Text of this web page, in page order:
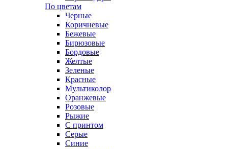
По цветам
Черные
Коричневые
Бежевые
Бирюзовые
Бордовые
Желтые
Зеленые
Красные
Мультиколор
Оранжевые
Розовые
Рыжие
С принтом
Серые
Синие